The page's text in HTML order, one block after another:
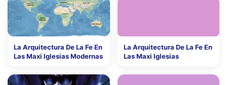
La Arquitectura De La Fe En
Las Maxi Iglesias Modernas
La Arquitectura De La Fe En
Las Maxi Iglesias